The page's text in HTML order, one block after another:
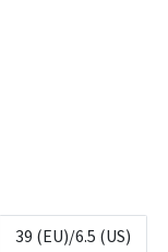
39 (EU)/6.5 (US)